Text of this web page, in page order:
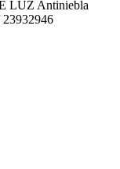
LUZ Antiniebla
23932946